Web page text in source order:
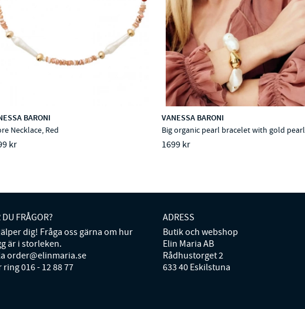
BARONI
Necklace, Red
kr
VANESSA BARONI
Big organic pearl bracelet with gold pearl
1699 kr
DU FRÅGOR?
dig! Fråga oss gärna om hur
är i storleken.
order@elinmaria.se
ring 016 - 12 88 77
ADRESS
Butik och webshop
Elin Maria AB
Rådhustorget 2
633 40 Eskilstuna